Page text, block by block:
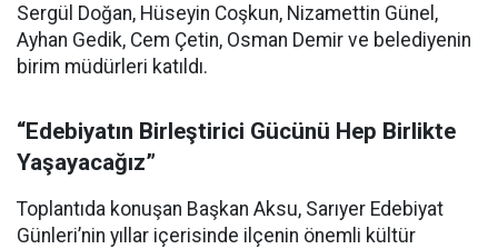
Sergül Doğan, Hüseyin Coşkun, Nizamettin Günel,
Ayhan Gedik, Cem Çetin, Osman Demir ve belediyenin
birim müdürleri katıldı.
“Edebiyatın Birleştirici Gücünü Hep Birlikte
Yaşayacağız”
Toplantıda konuşan Başkan Aksu, Sarıyer Edebiyat
Günleri’nin yıllar içerisinde ilçenin önemli kültür